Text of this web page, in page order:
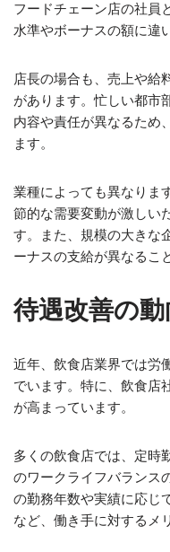
フードチェーン店の社員
水準やボーナスの額に違
店長の場合も、売上や給
があります。忙しい都市
内容や責任が異なるため
ます。
業種によっても異なりま
節的な需要変動が激しい
す。また、規模の大きな
ーナスの支給が異なるこ
待遇改善の動
近年、飲食店業界では労
でいます。特に、飲食店
が高まっています。
多くの飲食店では、定時
のワークライフバランス
の勤務年数や実績に応じ
など、働き手に対するメ